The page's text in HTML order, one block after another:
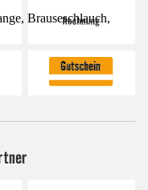
Brauseschlauch,